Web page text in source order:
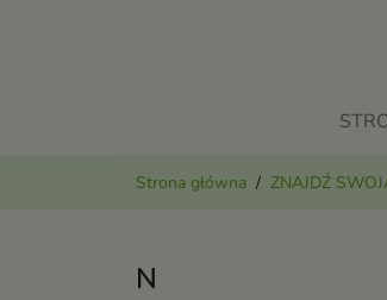
Strona główna ZNAJDŹ
N